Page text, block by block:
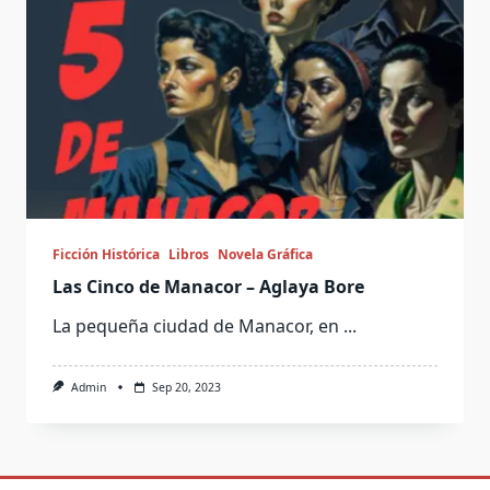
Ficción Histórica Libros Novela Gráfica
Las Cinco de Manacor – Aglaya Bore
La pequeña ciudad de Manacor, en ...
Admin Sep 20, 2023